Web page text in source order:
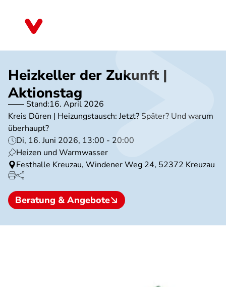
Heizkeller der Zukunft |
Aktionstag
Stand:16. April 2026
Kreis Düren | Heizungstausch: Jetzt? Später? Und warum
überhaupt?
Di, 16. Juni 2026, 13:00 - 20:00
Heizen und Warmwasser
Festhalle Kreuzau, Windener Weg 24, 52372 Kreuzau
Beratung & Angebote